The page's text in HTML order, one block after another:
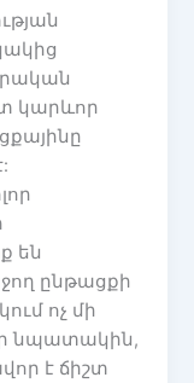
կարևոր
են
ընթացքի
ոչ մի
նպատակին,
է ճիշտ